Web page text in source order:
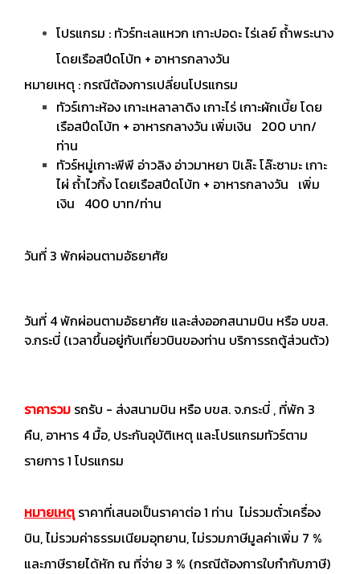
โปรแกรม : ทัวร์ทะเลแหวก เกาะปอดะ ไร่เลย์ ถ้ำพระนาง
โดยเรือสปีดโบ้ท + อาหารกลางวัน
หมายเหตุ : กรณีต้องการเปลี่ยนโปรแกรม
ทัวร์เกาะห้อง เกาะเหลาลาดิง เกาะไร่ เกาะผักเบี้ย โดย
เรือสปีดโบ้ท + อาหารกลางวัน เพิ่มเงิน 200 บาท/
ท่าน
ทัวร์หมู่เกาะพีพี อ่าวลิง อ่าวมาหยา ปิเล๊ะ โล๊ะซามะ เกาะ
ไผ่ ถ้ำไวกิ้ง โดยเรือสปีดโบ้ท + อาหารกลางวัน เพิ่ม
เงิน 400 บาท/ท่าน
วันที่ 3 พักผ่อนตามอัธยาศัย
วันที่ 4 พักผ่อนตามอัธยาศัย และส่งออกสนามบิน หรือ บขส.
จ.กระบี่ (เวลาขึ้นอยู่กับเที่ยวบินของท่าน บริการรถตู้ส่วนตัว)
ราคารวม รถรับ - ส่งสนามบิน หรือ บขส. จ.กระบี่ , ที่พัก 3
คืน, อาหาร 4 มื้อ, ประกันอุบัติเหตุ และโปรแกรมทัวร์ตาม
รายการ 1 โปรแกรม
หมายเหตุ ราคาที่เสนอเป็นราคาต่อ 1 ท่าน ไม่รวมตั๋วเครื่อง
บิน, ไม่รวมค่าธรรมเนียมอุทยาน, ไม่รวมภาษีมูลค่าเพิ่ม 7 %
และภาษีรายได้หัก ณ ที่จ่าย 3 % (กรณีต้องการใบกำกับภาษี)